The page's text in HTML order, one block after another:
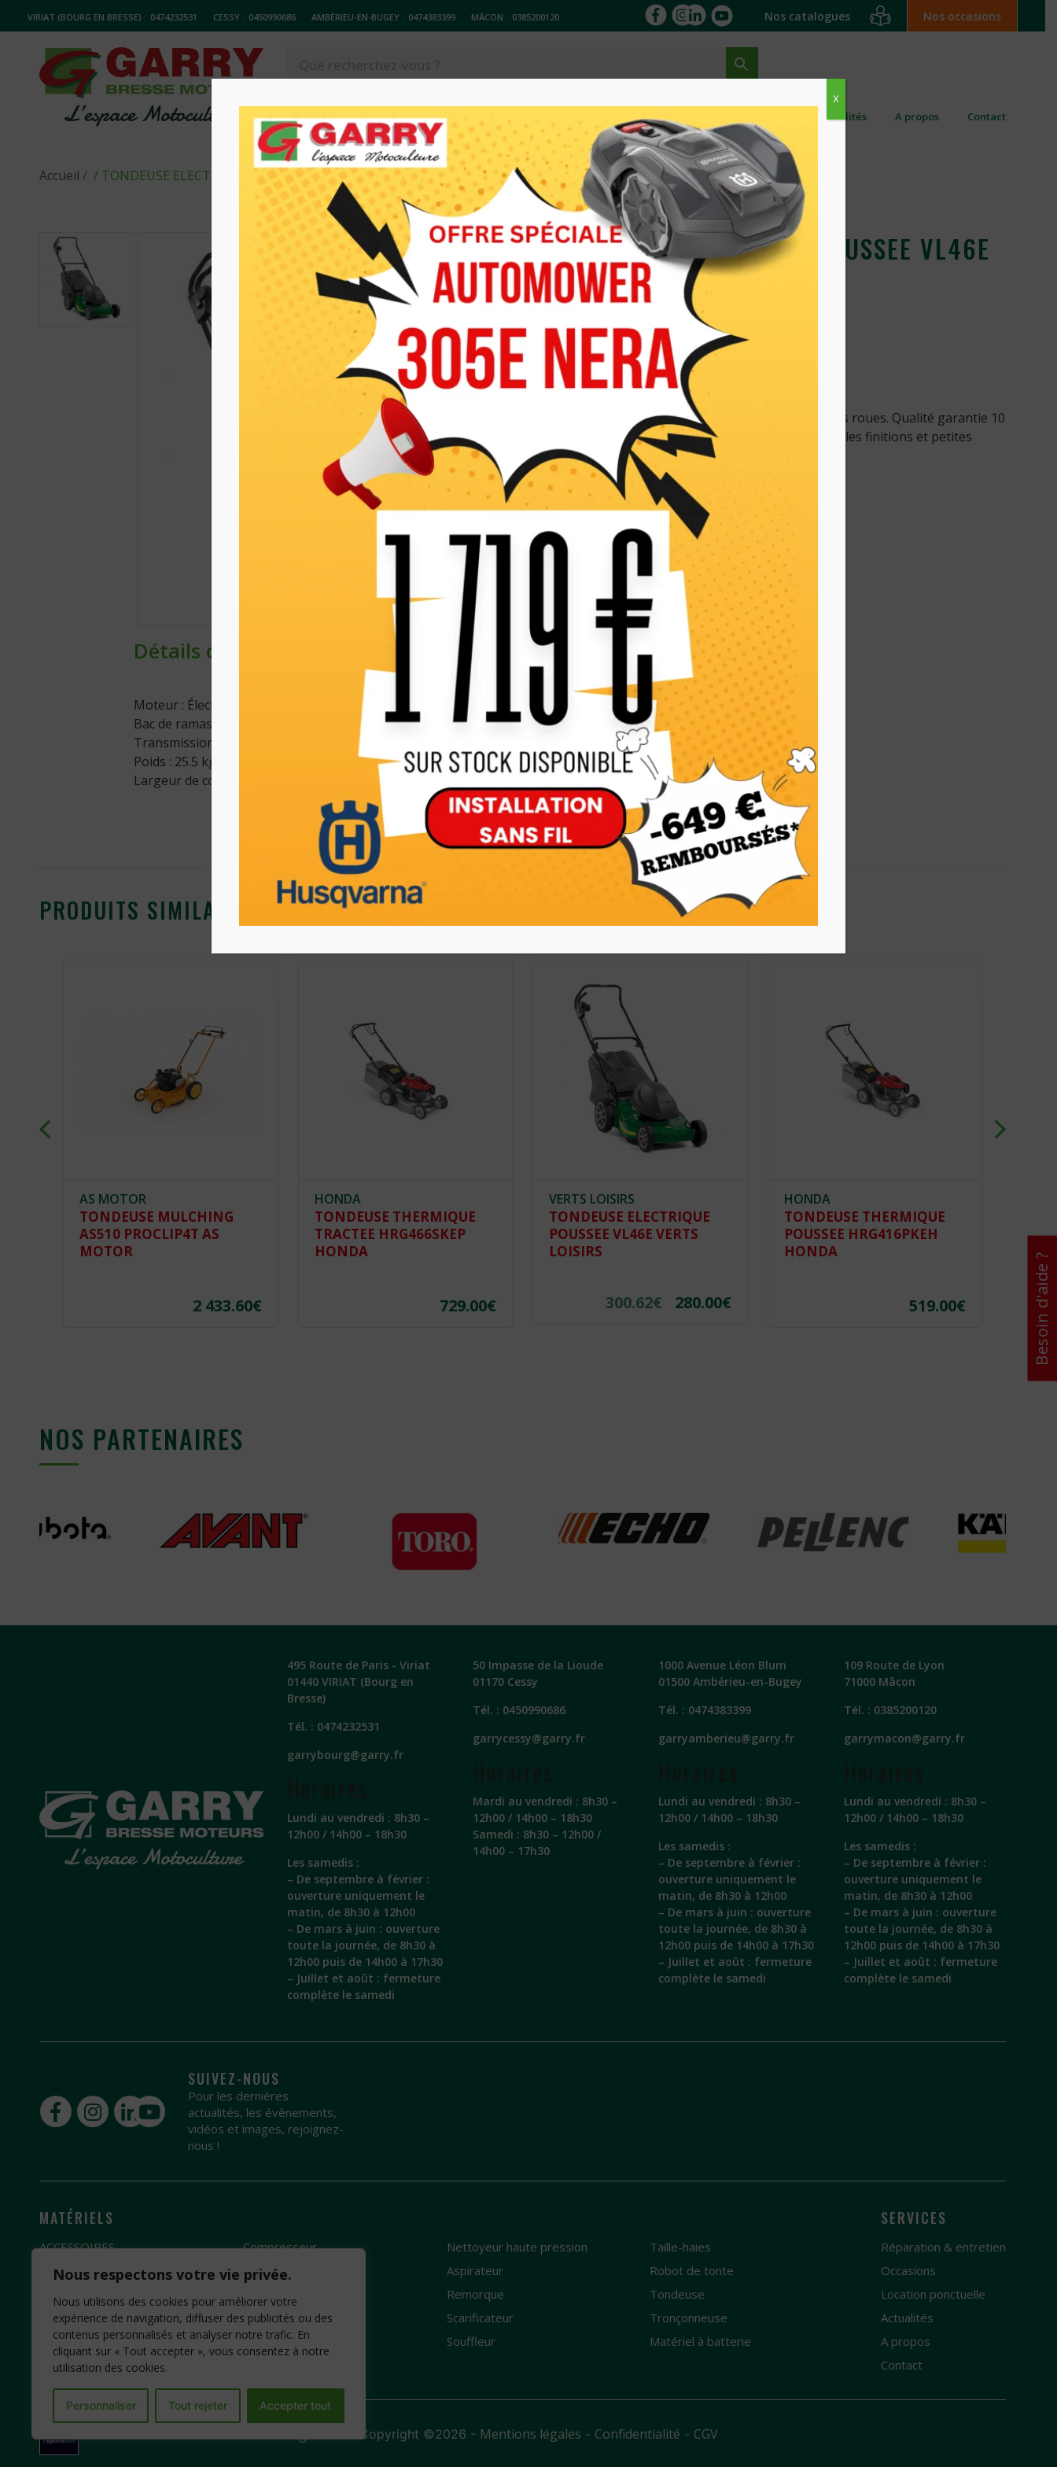
Nous respectons votre vie privée.
Nous utilisons des cookies pour améliorer votre
expérience de navigation, diffuser des publicités ou des
contenus personnalisés et analyser notre trafic. En
cliquant sur « Tout accepter », vous consentez à notre
utilisation des cookies.
Personnaliser Tout rejeter Accepter tout
Besoin d'aide ?
VIRIAT (BOURG EN BRESSE) : 0474232531 CESSY : 0450990686 AMBÉRIEU-EN-BUGEY : 0474383399 MÂCON : 0385200120 Nos catalogues Nos occasions
MATERIELS ACCESSOIRES Occasions Actualités A propos Contact
Accueil / / TONDEUSE ELECTRIQUE POUSSEE VL46E VERTS LOISIRS
Détails du produit
Moteur : Électrique 230V-1600W
Bac de ramassage : 60 L
Transmission : Poussée
Poids : 25.5 kg
Largeur de coupe : 46 cm
TONDEUSE ELECTRIQUE POUSSEE VL46E
VERTS LOISIRS
300.62€ 280.00€
Caractéristiques principales
Compacte et simple à manœuvrer avec ces grandes roues. Qualité garantie 10
ans pour son carter traité cataphorèse. Idéal pour les finitions et petites
surfaces.
En stock
PRODUITS SIMILAIRES
AS MOTOR
TONDEUSE MULCHING
AS510 PROCLIP4T AS
MOTOR
2 433.60€
HONDA
TONDEUSE THERMIQUE
TRACTEE HRG466SKEP
HONDA
729.00€
VERTS LOISIRS
TONDEUSE ELECTRIQUE
POUSSEE VL46E VERTS
LOISIRS
300.62€ 280.00€
HONDA
TONDEUSE THERMIQUE
POUSSEE HRG416PKEH
HONDA
519.00€
NOS PARTENAIRES
495 Route de Paris - Viriat
01440 VIRIAT (Bourg en
Bresse)
Tél. : 0474232531
garrybourg@garry.fr
Lundi au vendredi : 8h30 –
12h00 / 14h00 – 18h30
Les samedis :
– De septembre à février :
ouverture uniquement le
matin, de 8h30 à 12h00
– De mars à juin : ouverture
toute la journée, de 8h30 à
12h00 puis de 14h00 à 17h30
– Juillet et août : fermeture
complète le samedi
50 Impasse de la Lioude
01170 Cessy
Tél. : 0450990686
garrycessy@garry.fr
Mardi au vendredi : 8h30 –
12h00 / 14h00 – 18h30
Samedi : 8h30 – 12h00 /
14h00 – 17h30
1000 Avenue Léon Blum
01500 Ambérieu-en-Bugey
Tél. : 0474383399
garryamberieu@garry.fr
Lundi au vendredi : 8h30 –
12h00 / 14h00 – 18h30
Les samedis :
– De septembre à février :
ouverture uniquement le
matin, de 8h30 à 12h00
– De mars à juin : ouverture
toute la journée, de 8h30 à
12h00 puis de 14h00 à 17h30
– Juillet et août : fermeture
complète le samedi
109 Route de Lyon
71000 Mâcon
Tél. : 0385200120
garrymacon@garry.fr
Lundi au vendredi : 8h30 –
12h00 / 14h00 – 18h30
Les samedis :
– De septembre à février :
ouverture uniquement le
matin, de 8h30 à 12h00
– De mars à juin : ouverture
toute la journée, de 8h30 à
12h00 puis de 14h00 à 17h30
– Juillet et août : fermeture
complète le samedi
SUIVEZ-NOUS
Pour les dernières
actualités, les évènements,
vidéos et images, rejoignez-
nous !
MATÉRIELS
ACCESSOIRES
Broyeur
Débroussailleuse
Fendeuse de bûches
Scie
Compresseur
Groupe électrogène
Pompe à eau
Motobineuse
Motoculteur
Nettoyeur haute pression
Aspirateur
Remorque
Scarificateur
Souffleur
Taille-haies
Robot de tonte
Tondeuse
Tronçonneuse
Matériel à batterie
SERVICES
Réparation & entretien
Occasions
Location ponctuelle
Actualités
A propos
Contact
- Copyright ©2026 - Mentions légales - Confidentialité - CGV
X